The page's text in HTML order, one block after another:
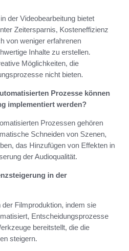
der Videobearbeitung bietet
Zeitersparnis, Kosteneffizienz
von weniger erfahrenen
Inhalte zu erstellen.
Möglichkeiten, die
nicht bieten.
Prozesse können
implementiert werden?
Prozessen gehören
Schneiden von Szenen,
das Hinzufügen von Effekten in
der Audioqualität.
in der
Filmproduktion, indem sie
Entscheidungsprozesse
bereitstellt, die die
steigern.